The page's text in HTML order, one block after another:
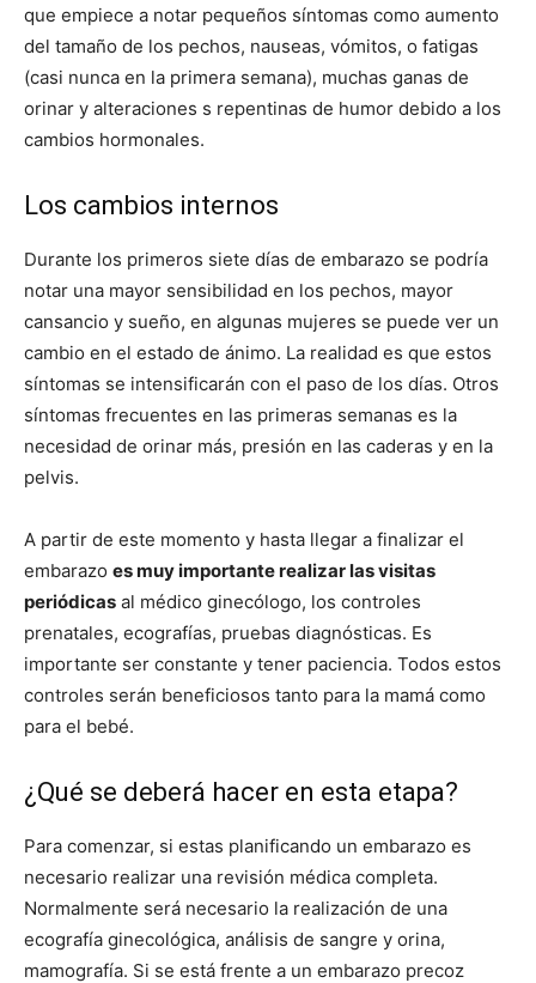
que empiece a notar pequeños síntomas como aumento
del tamaño de los pechos, nauseas, vómitos, o fatigas
(casi nunca en la primera semana), muchas ganas de
orinar y alteraciones s repentinas de humor debido a los
cambios hormonales.
Los cambios internos
Durante los primeros siete días de embarazo se podría
notar una mayor sensibilidad en los pechos, mayor
cansancio y sueño, en algunas mujeres se puede ver un
cambio en el estado de ánimo. La realidad es que estos
síntomas se intensificarán con el paso de los días. Otros
síntomas frecuentes en las primeras semanas es la
necesidad de orinar más, presión en las caderas y en la
pelvis.
A partir de este momento y hasta llegar a finalizar el
embarazo es muy importante realizar las visitas
periódicas al médico ginecólogo, los controles
prenatales, ecografías, pruebas diagnósticas. Es
importante ser constante y tener paciencia. Todos estos
controles serán beneficiosos tanto para la mamá como
para el bebé.
¿Qué se deberá hacer en esta etapa?
Para comenzar, si estas planificando un embarazo es
necesario realizar una revisión médica completa.
Normalmente será necesario la realización de una
ecografía ginecológica, análisis de sangre y orina,
mamografía. Si se está frente a un embarazo precoz